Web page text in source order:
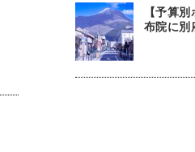
【予算
布院に別